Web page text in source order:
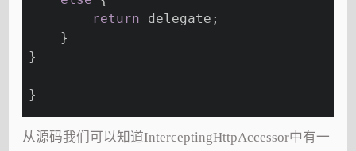
return delegate;
    }
}
}
从源码我们可以知道InterceptingHttpAccessor中有一